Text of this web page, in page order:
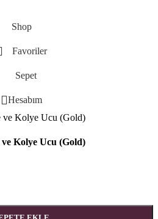
Shop
Favoriler
Sepet
Hesabım
Kolye Ucu (Gold)